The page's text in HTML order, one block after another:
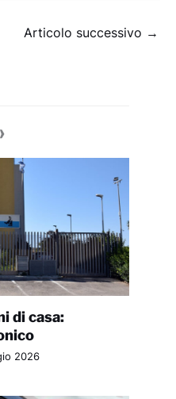
Articolo successivo →
di casa:
2026